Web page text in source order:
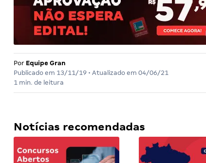
Por Equipe Gran
Publicado em 13/11/19• Atualizado em 04/06/21
1 min. de leitura
Notícias recomendadas